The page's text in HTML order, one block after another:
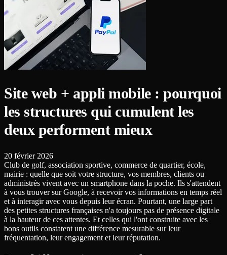
Site web + appli mobile : pourquoi
les structures qui cumulent les
deux performent mieux
20 février 2026
Club de golf, association sportive, commerce de quartier, école,
mairie : quelle que soit votre structure, vos membres, clients ou
administrés vivent avec un smartphone dans la poche. Ils s'attendent
à vous trouver sur Google, à recevoir vos informations en temps réel
et à interagir avec vous depuis leur écran. Pourtant, une large part
des petites structures françaises n'a toujours pas de présence digitale
à la hauteur de ces attentes. Et celles qui l'ont construite avec les
bons outils constatent une différence mesurable sur leur
fréquentation, leur engagement et leur réputation.